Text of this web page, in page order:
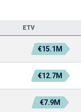
ETV
€15.1M
€12.7M
€7.9M